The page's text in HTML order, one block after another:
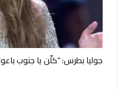
جوليا بطرس: “كلّن يا جنوب